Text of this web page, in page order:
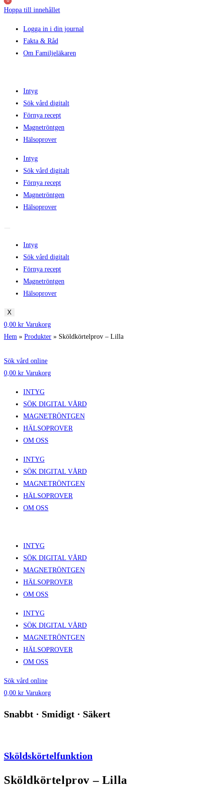
Hoppa till innehållet
Logga in i din journal
Fakta & Råd
Om Familjeläkaren
Intyg
Sök vård digitalt
Förnya recept
Magnetröntgen
Hälsoprover
Intyg
Sök vård digitalt
Förnya recept
Magnetröntgen
Hälsoprover
Intyg
Sök vård digitalt
Förnya recept
Magnetröntgen
Hälsoprover
X
0,00 kr Varukorg
Hem » Produkter » Sköldkörtelprov – Lilla
Sök vård online
0,00 kr Varukorg
INTYG
SÖK DIGITAL VÅRD
MAGNETRÖNTGEN
HÄLSOPROVER
OM OSS
INTYG
SÖK DIGITAL VÅRD
MAGNETRÖNTGEN
HÄLSOPROVER
OM OSS
INTYG
SÖK DIGITAL VÅRD
MAGNETRÖNTGEN
HÄLSOPROVER
OM OSS
INTYG
SÖK DIGITAL VÅRD
MAGNETRÖNTGEN
HÄLSOPROVER
OM OSS
Sök vård online
0,00 kr Varukorg
Snabbt · Smidigt · Säkert
Sköldskörtelfunktion
Sköldkörtelprov – Lilla